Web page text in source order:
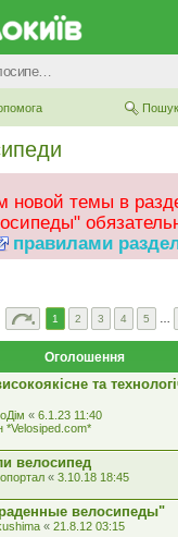
Вкрадені велосипеди
Пошук
новой темы в
правилами
1 2 3 4 5
Оголошення
та
« 6.1.23 11:40
*Velosiped.com*
велосипед
« 3.10.18 18:45
велосипеды"
« 21.8.12 03:15